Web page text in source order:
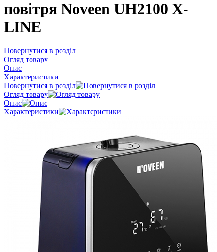
повітря Noveen UH2100 X-
LINE
Повернутися в розділ
Огляд товару
Опис
Характеристики
Повернутися в розділ
Огляд товару
Опис
Характеристики